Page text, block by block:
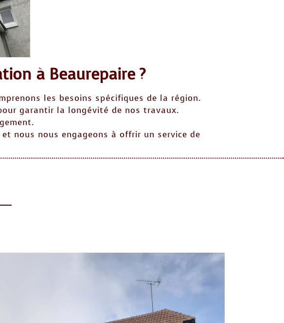
à Beaurepaire ?
les besoins spécifiques de la région.
garantir la longévité de nos travaux.
nous nous engageons à offrir un service de